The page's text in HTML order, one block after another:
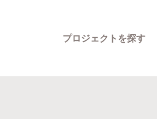
プロジェクトを探す